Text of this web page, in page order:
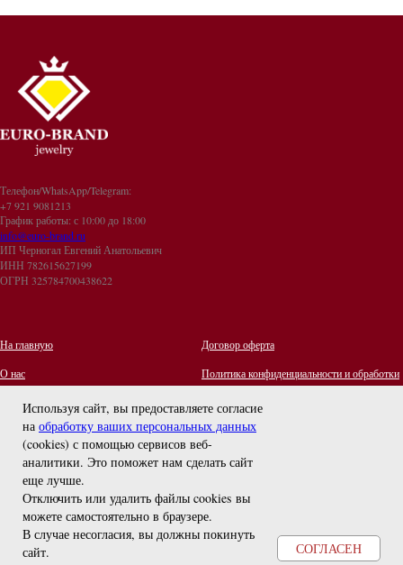
задайте вопрос
Используя сайт, вы предоставляете согласие
на обработку ваших персональных данных
(cookies) с помощью сервисов веб-
аналитики. Это поможет нам сделать сайт
еще лучше.
Отключить или удалить файлы cookies вы
можете самостоятельно в браузере.
В случае несогласия, вы должны покинуть
сайт.
СОГЛАСЕН
Телефон/WhatsApp/Telegram:
+7 921 9081213
График работы: с 10:00 до 18:00
info@euro-brand.ru
ИП Черногал Евгений Анатольевич
ИНН 782615627199
ОГРН 325784700438622
На главную
О нас
Контакты
Отзывы
Договор оферта
Политика конфиденциальности и обработки
персональных данных
Оплата и Доставка